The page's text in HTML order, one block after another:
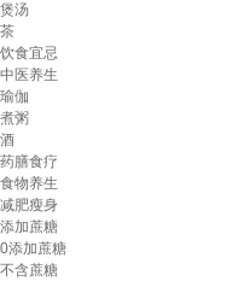
煲汤
茶
饮食宜忌
中医养生
瑜伽
煮粥
酒
药膳食疗
食物养生
减肥瘦身
添加蔗糖
0添加蔗糖
不含蔗糖